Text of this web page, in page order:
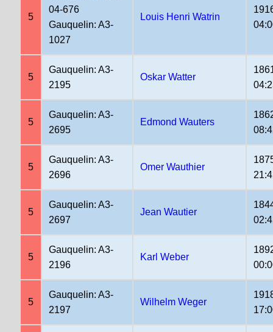
5
04-676
Gauquelin: A3-
1027
Louis Henri Watrin
5
Gauquelin: A3-
2195
Oskar Watter
5
Gauquelin: A3-
2695
Edmond Wauters
5
Gauquelin: A3-
2696
Omer Wauthier
5
Gauquelin: A3-
2697
Jean Wautier
5
Gauquelin: A3-
2196
Karl Weber
5
Gauquelin: A3-
2197
Wilhelm Weger